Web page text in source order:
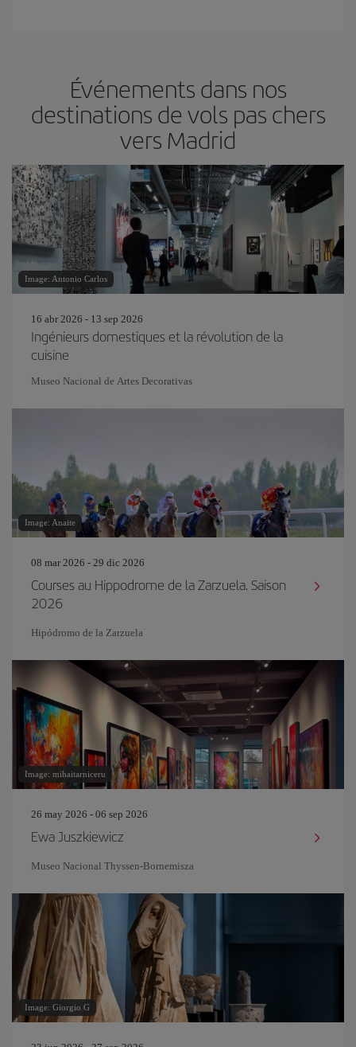
Événements dans nos
destinations de vols pas chers
vers Madrid
Image: Antonio Carlos
16 abr 2026 - 13 sep 2026
Ingénieurs domestiques et la révolution de la
cuisine
Museo Nacional de Artes Decorativas
Image: Anaite
08 mar 2026 - 29 dic 2026
Courses au Hippodrome de la Zarzuela. Saison
2026
Hipódromo de la Zarzuela
Image: mihaitarniceru
26 may 2026 - 06 sep 2026
Ewa Juszkiewicz
Museo Nacional Thyssen-Bornemisza
Image: Giorgio G